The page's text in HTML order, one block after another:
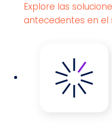
Explore las
antecedentes en el